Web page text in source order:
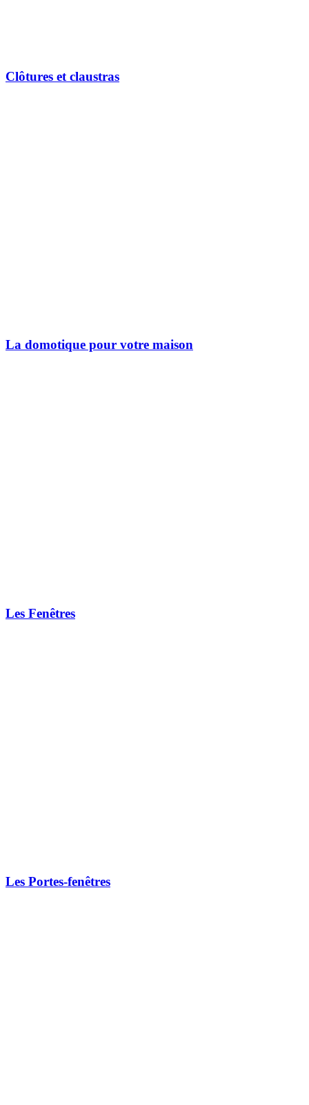
Clôtures et claustras
La domotique pour votre maison
Les Fenêtres
Les Portes-fenêtres